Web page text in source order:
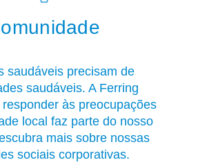
saudáveis precisam de
saudáveis. A Ferring
às preocupações
local faz parte do nosso
mais sobre nossas
sociais corporativas.